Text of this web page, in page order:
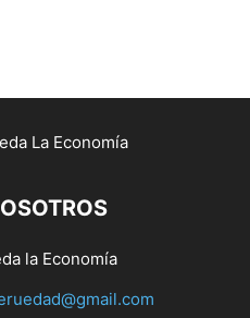
la Economía